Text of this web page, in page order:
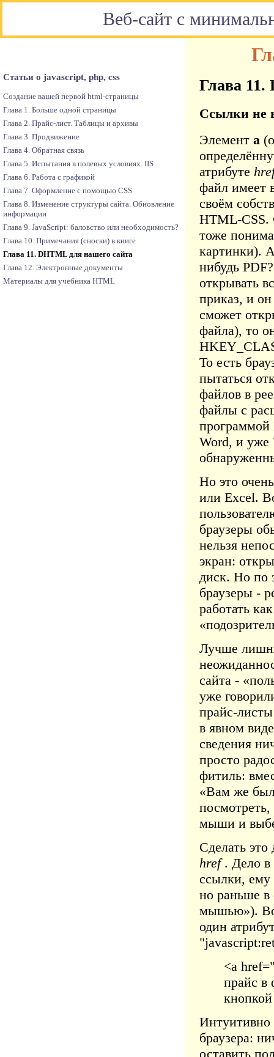
Веб-сайт с
Глава 11.
Ссылки не
Элемент a
атрибуте
файл имеет
своём
HTML-CSS.
тоже
картинки).
нибудь
открывать
приказ, и
сможет
файла), то
То есть
пытаться
файлов в
файлы с
программой
Word, и уже
Но это
или Excel.
браузеры
нельзя
экран:
диск. Но по
браузеры -
работать
Лучше
сайта -
уже
прайс-
в явном
сведения
просто
фитиль:
«Вам же
мыши и
Сделать
href. Дело в
ссылки, ему
но раньше в
мышью»).
один
<a
прайс в
Интуитивно
браузера:
оставить
Статьи о javascript, php, css
Создание вашей первой html-страницы
Глава 1. Больше одной страницы
Глава 2. Прайс-лист. Таблицы и архивы
Глава 3. Продвижение
Глава 4. Обратная связь
Глава 5. Испытания в полевых условиях. IIS
Глава 6. Работа с графикой
Глава 7. Оформление с помощью CSS
Глава 8. Изменение структуры сайта. Обновление
информации
Глава 9. JavaScript: баловство или необходимость?
Глава 10. Примечания (сноски) в книге
Глава 11. DHTML для нашего сайта
Глава 12. Электронные документы
Материалы для учебника HTML